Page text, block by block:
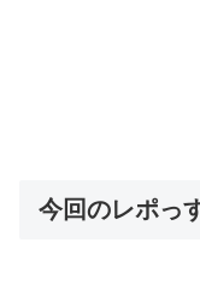
今回のレポっ